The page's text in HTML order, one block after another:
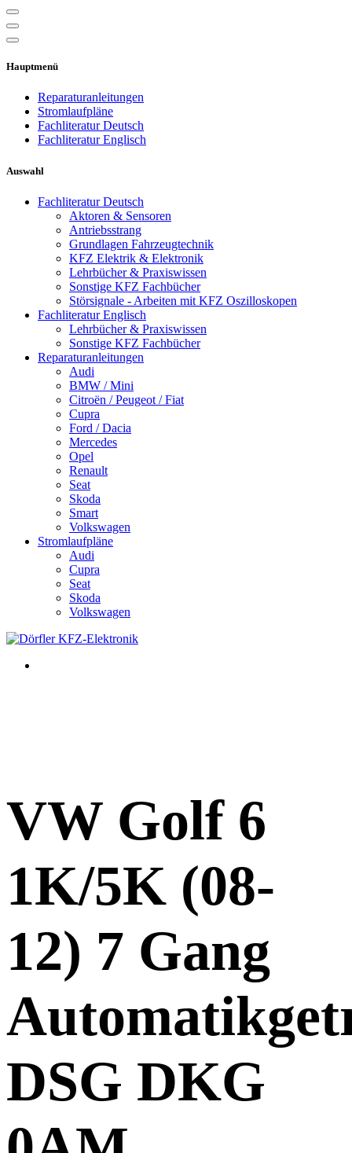
Hauptmenü
Reparaturanleitungen
Stromlaufpläne
Fachliteratur Deutsch
Fachliteratur Englisch
Auswahl
Fachliteratur Deutsch
Aktoren & Sensoren
Antriebsstrang
Grundlagen Fahrzeugtechnik
KFZ Elektrik & Elektronik
Lehrbücher & Praxiswissen
Sonstige KFZ Fachbücher
Störsignale - Arbeiten mit KFZ Oszilloskopen
Fachliteratur Englisch
Lehrbücher & Praxiswissen
Sonstige KFZ Fachbücher
Reparaturanleitungen
Audi
BMW / Mini
Citroën / Peugeot / Fiat
Cupra
Ford / Dacia
Mercedes
Opel
Renault
Seat
Skoda
Smart
Volkswagen
Stromlaufpläne
Audi
Cupra
Seat
Skoda
Volkswagen
VW Golf 6
1K/5K (08-
12) 7 Gang
DSG DKG